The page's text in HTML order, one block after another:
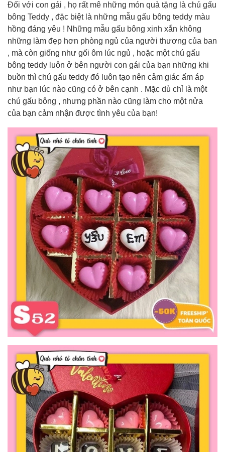
Đối với con gái , họ rất mê những món quà tặng là chú gấu
bông Teddy , đặc biệt là những mẫu gấu bông teddy màu
hồng đáng yêu ! Những mẫu gấu bông xinh xắn không
những làm đẹp hơn phòng ngủ của người thương của ban
, mà còn giống như gối ôm lúc ngủ , hoặc một chú gấu
bông teddy luôn ở bên người con gái của bạn những khi
buồn thì chú gấu teddy đó luôn tạo nên cảm giác ấm áp
như bạn lúc nào cũng có ở bên cạnh . Mặc dù chỉ là một
chú gấu bông , nhưng phần nào cũng làm cho một nửa
của bạn cảm nhận được tình yêu của bạn!